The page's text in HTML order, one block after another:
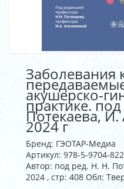
Заболевания
акушерско-
практике.
Потекаева,
2024 г
Бренд: ГЭОТАР-Медиа
Артикул: 978-5-9704-
Автор: под ред. Н. Н.
2024 , стр: 408 Обл: